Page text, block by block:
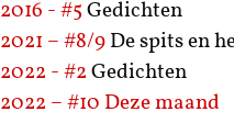
2016 - #5 Gedichten
2021 – #8/9 De spits en
2022 - #2 Gedichten
2022 – #10 Deze maand